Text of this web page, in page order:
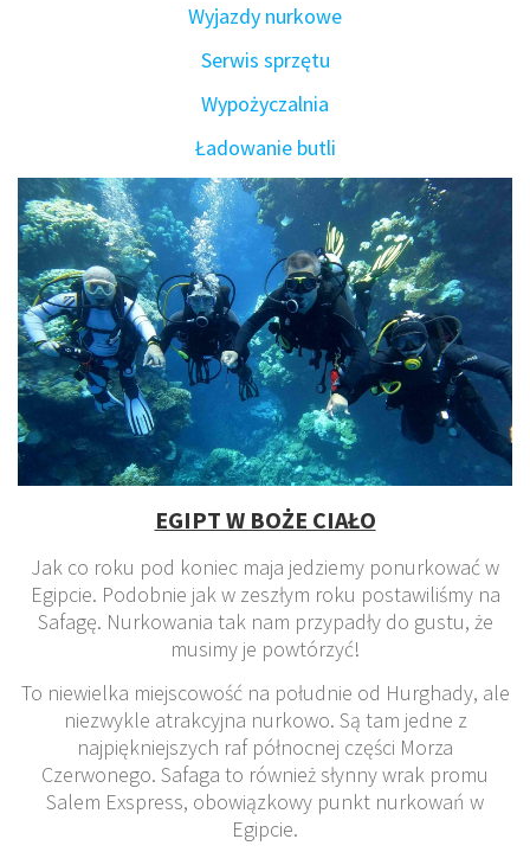
Wyjazdy nurkowe
Serwis sprzętu
Wypożyczalnia
Ładowanie butli
EGIPT W BOŻE CIAŁO
Jak co roku pod koniec maja jedziemy ponurkować w
Egipcie. Podobnie jak w zeszłym roku postawiliśmy na
Safagę. Nurkowania tak nam przypadły do gustu, że
musimy je powtórzyć!
To niewielka miejscowość na południe od Hurghady, ale
niezwykle atrakcyjna nurkowo. Są tam jedne z
najpiękniejszych raf północnej części Morza
Czerwonego. Safaga to również słynny wrak promu
Salem Exspress, obowiązkowy punkt nurkowań w
Egipcie.